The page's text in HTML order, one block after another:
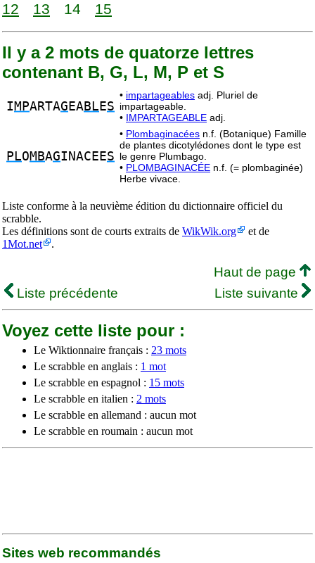
12
13 14 15
Il y a 2 mots de quatorze lettres
contenant B, G, L, M, P et S
I MPARTAG EABL ES
• impartageables adj. Pluriel de
impartageable.
• IMPARTAGEABLE adj.
PLOMBAGINACEES
• Plombaginacées n.f. (Botanique) Famille
de plantes dicotylédones dont le type est
le genre Plumbago.
• PLOMBAGINACÉE n.f. (= plombaginée)
Herbe vivace.
Liste conforme à la neuvième édition du dictionnaire officiel du
scrabble.
Les définitions sont de courts extraits de WikWik.org
et de
1Mot.net
.
Haut de page
Liste précédente
Liste suivante
Voyez cette liste pour :
Le Wiktionnaire français : 23 mots
Le scrabble en anglais : 1 mot
Le scrabble en espagnol : 15 mots
Le scrabble en italien : 2 mots
Le scrabble en allemand : aucun mot
Le scrabble en roumain : aucun mot
Sites web recommandés